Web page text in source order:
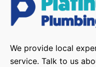
We provide local
service. Talk to us